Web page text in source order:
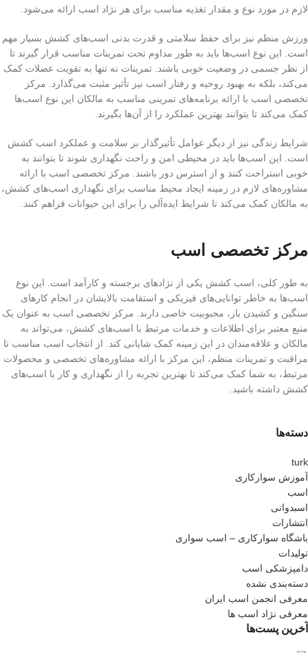
لازم در مورد نوع و مقدار تغذیه مناسب برای هر نژاد اسب ارائه می‌شود.
ورزش منظم نیز برای حفظ سلامتی و قدرت بدنی اسب‌های کشش بسیار مهم
است. این نوع اسب‌ها باید به طور مداوم تحت تمرینات مناسب قرار گیرند تا
از نظر جسمی در وضعیت خوبی باشند. تمرینات نه تنها به تقویت عضلات کمک
می‌کند، بلکه به بهبود روحیه و رفتار اسب نیز تأثیر مثبت می‌گذارد. مرکز
تخصصی اسب با ارائه برنامه‌های تمرینی مناسب به مالکان این نوع اسب‌ها
کمک می‌کند تا بتوانند بهترین عملکرد را از آن‌ها بگیرند.
شرایط زندگی نیز از دیگر عوامل تأثیرگذار بر سلامت و عملکرد اسب کشش
است. این اسب‌ها باید در محیطی امن و راحت نگهداری شوند تا بتوانند به
خوبی استراحت کنند و از استرس دور باشند. مرکز تخصصی اسب با ارائه
مشاوره‌های لازم در زمینه ایجاد محیط مناسب برای نگهداری اسب‌های کشش،
به مالکان کمک می‌کند تا شرایط ایده‌آلی را برای این حیوانات فراهم کنند.
مرکز تخصصی اسب
به طور کلی، اسب کشش یکی از نژادهای برجسته و کارآمد است. این نوع
اسب‌ها به خاطر توانایی‌های فیزیکی و استقامت بالایشان در انجام کارهای
سنگین و کشیدن بار، محبوبیت خاصی دارند. مرکز تخصصی اسب به عنوان یک
منبع معتبر برای اطلاعات و خدمات مرتبط با اسب‌های کشش، می‌تواند به
مالکان و علاقه‌مندان در این زمینه کمک شایانی کند. از انتخاب اسب مناسب تا
مراقبت و تمرینات منظم، این مرکز با ارائه مشاوره‌های تخصصی و محصولات
مرتبط، به شما کمک می‌کند تا بهترین تجربه را از نگهداری و کار با اسب‌های
کشش داشته باشید.
دسته‌ها
turk
آموزش سوارکاری
اسب
اسبدوانی
انتشارات
باشگاه سوارکاری – اسب سواری
تولیدات
دامپزشکی اسب
دسته‌بندی نشده
معرفی انجمن اسب ایران
معرفی نژاد اسب ها
آخرین پست‌ها